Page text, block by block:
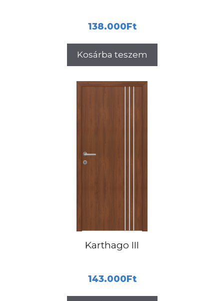
138.000Ft
Kosárba teszem
Karthago III
143.000Ft